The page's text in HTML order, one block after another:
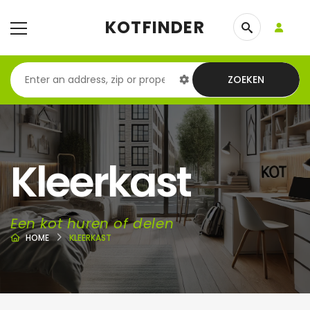
KOTFINDER
ZOEKEN
Kleerkast
Een kot huren of delen
HOME KLEERKAST